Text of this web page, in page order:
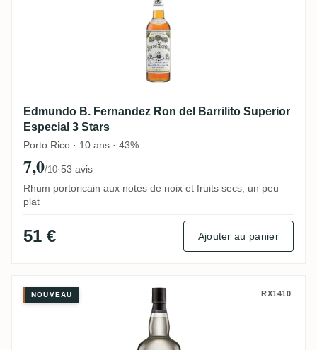
Edmundo B. Fernandez Ron del Barrilito Superior
Especial 3 Stars
Porto Rico · 10 ans · 43%
7,0/10·53 avis
Rhum portoricain aux notes de noix et fruits secs, un peu
plat
51 € Ajouter au panier
Foursquare The Real McCoy 3 Years
NOUVEAU RX1410